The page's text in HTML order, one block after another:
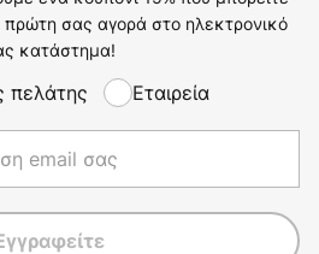
σας αγορά στο ηλεκτρονικό
κατάστημα!
πελάτης Εταιρεία